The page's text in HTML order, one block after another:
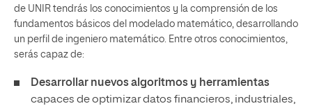
de UNIR tendrás los conocimientos y la comprensión de los
fundamentos básicos del modelado matemático, desarrollando
un perfil de ingeniero matemático. Entre otros conocimientos,
serás capaz de:
Desarrollar nuevos algoritmos y herramientas
capaces de optimizar datos financieros, industriales,